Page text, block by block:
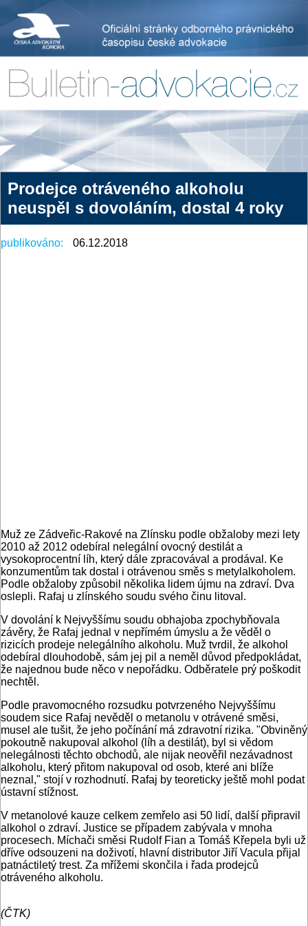
Prodejce otráveného alkoholu
neuspěl s dovoláním, dostal 4 roky
publikováno: 06.12.2018
Muž ze Zádveřic-Rakové na Zlínsku podle obžaloby mezi lety
2010 až 2012 odebíral nelegální ovocný destilát a
vysokoprocentní líh, který dále zpracovával a prodával. Ke
konzumentům tak dostal i otrávenou směs s metylalkoholem.
Podle obžaloby způsobil několika lidem újmu na zdraví. Dva
oslepli. Rafaj u zlínského soudu svého činu litoval.
V dovolání k Nejvyššímu soudu obhajoba zpochybňovala
závěry, že Rafaj jednal v nepřímém úmyslu a že věděl o
rizicích prodeje nelegálního alkoholu. Muž tvrdil, že alkohol
odebíral dlouhodobě, sám jej pil a neměl důvod předpokládat,
že najednou bude něco v nepořádku. Odběratele prý poškodit
nechtěl.
Podle pravomocného rozsudku potvrzeného Nejvyššímu
soudem sice Rafaj nevěděl o metanolu v otrávené směsi,
musel ale tušit, že jeho počínání má zdravotní rizika. "Obviněný
pokoutně nakupoval alkohol (líh a destilát), byl si vědom
nelegálnosti těchto obchodů, ale nijak neověřil nezávadnost
alkoholu, který přitom nakupoval od osob, které ani blíže
neznal," stojí v rozhodnutí. Rafaj by teoreticky ještě mohl podat
ústavní stížnost.
V metanolové kauze celkem zemřelo asi 50 lidí, další připravil
alkohol o zdraví. Justice se případem zabývala v mnoha
procesech. Míchači směsi Rudolf Fian a Tomáš Křepela byli už
dříve odsouzeni na doživotí, hlavní distributor Jiří Vacula přijal
patnáctiletý trest. Za mřížemi skončila i řada prodejců
otráveného alkoholu.
(ČTK)